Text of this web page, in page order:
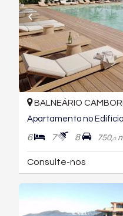
BALNEÁRIO
Apartamento no
6 7 8 750,0
Consulte-nos